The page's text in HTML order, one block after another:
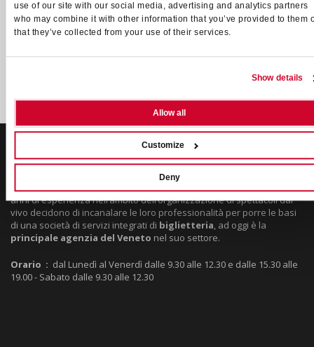
use of our site with our social media, advertising and analytics partners
who may combine it with other information that you’ve provided to them
that they’ve collected from your use of their services.
Show details
Allow all
Customize
Deny
KARTEN
VERONA BOX OFFICE SRL
Box-OfficeVerona nasce nel 1992 dall’unione di 3 soci che dopo sei
anni di esperienza nell’ambito dell’organizzazione di spettacoli dal
vivo decidono di incanalare le loro professionalità per porre le basi
di una società di servizi integrati di biglietteria, ad oggi è la
principale agenzia del Veneto nel suo settore.
Orario : dal Lunedì al Venerdì dalle 9.30 alle 12.30 e dalle 15.30 alle
19.00 - Sabato dalle 9.30 alle 12.30